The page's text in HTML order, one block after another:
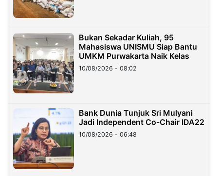
Bukan Sekadar Kuliah, 95
Mahasiswa UNISMU Siap Bantu
UMKM Purwakarta Naik Kelas
10/08/2026 - 08:02
Bank Dunia Tunjuk Sri Mulyani
Jadi Independent Co-Chair IDA22
10/08/2026 - 06:48